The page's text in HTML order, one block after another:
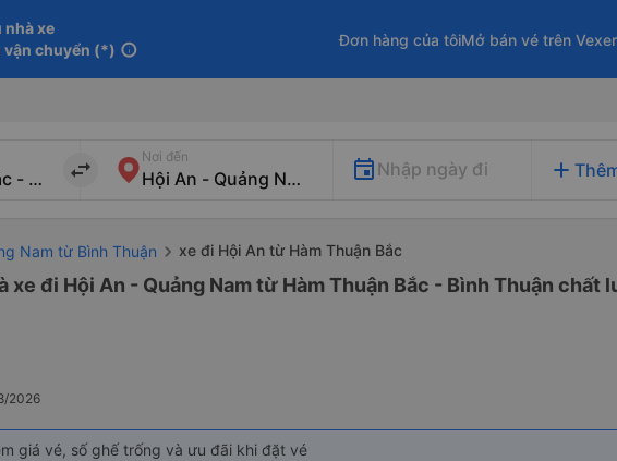
nhà xe
vận chuyển (*) info
Đơn hàng của tôiMở bán vé trên
import_export
Nơi đến
Nhập ngày đi add
Nam từ Bình Thuận xe đi Hội An từ Hàm Thuận Bắc
xe đi Hội An - Quảng Nam từ Hàm Thuận Bắc - Bình Thuận chất
2026
giá vé, số ghế trống và ưu đãi khi đặt vé